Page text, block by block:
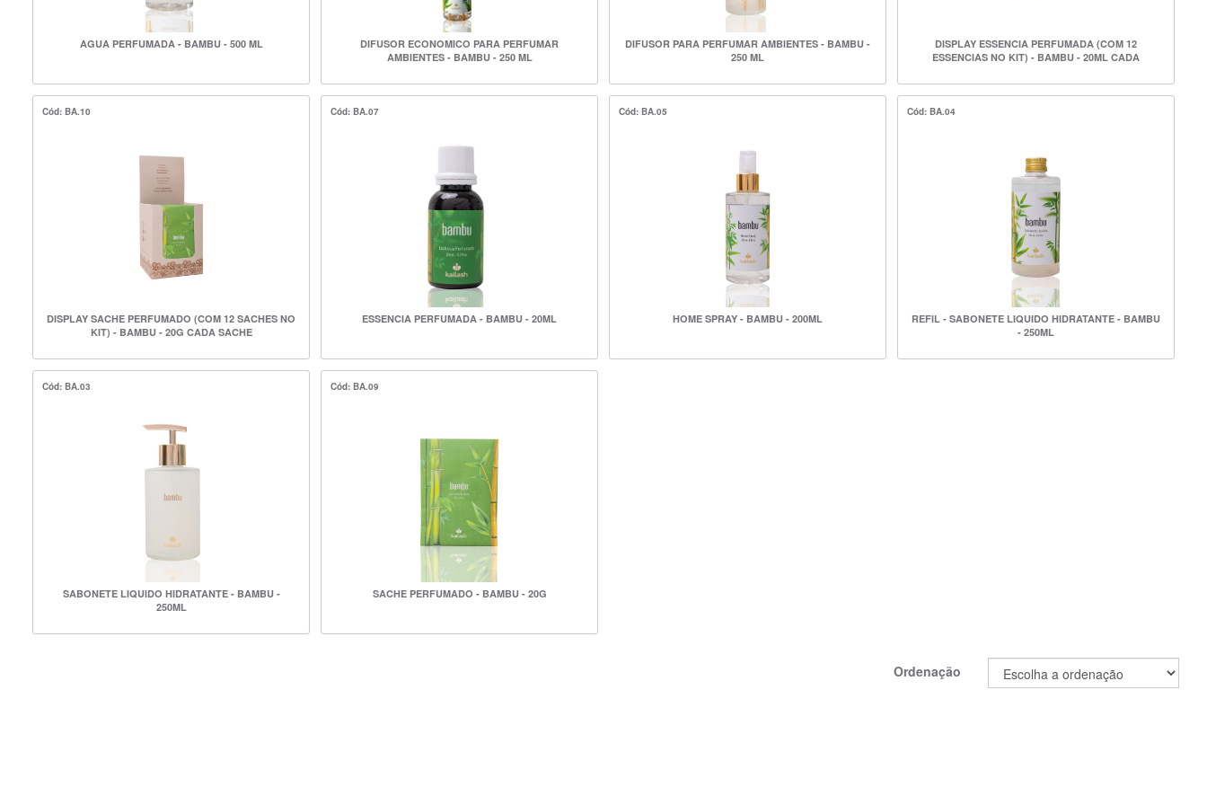
AGUA PERFUMADA - BAMBU - 500 ML
DIFUSOR ECONOMICO PARA PERFUMAR
AMBIENTES - BAMBU - 250 ML
DIFUSOR PARA PERFUMAR AMBIENTES - BAMBU -
250 ML
DISPLAY ESSENCIA PERFUMADA (COM 12
ESSENCIAS NO KIT) - BAMBU - 20ML CADA
Cód: BA.10
DISPLAY SACHE PERFUMADO (COM 12 SACHES NO
KIT) - BAMBU - 20G CADA SACHE
Cód: BA.07
ESSENCIA PERFUMADA - BAMBU - 20ML
Cód: BA.05
HOME SPRAY - BAMBU - 200ML
Cód: BA.04
REFIL - SABONETE LIQUIDO HIDRATANTE - BAMBU
- 250ML
Cód: BA.03
SABONETE LIQUIDO HIDRATANTE - BAMBU -
250ML
Cód: BA.09
SACHE PERFUMADO - BAMBU - 20G
Ordenação